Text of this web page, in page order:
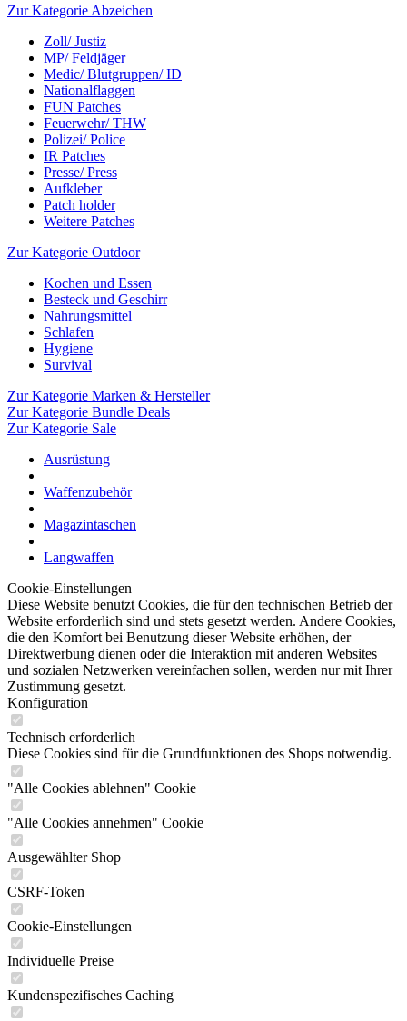
Zur Kategorie Abzeichen
Zoll/ Justiz
MP/ Feldjäger
Medic/ Blutgruppen/ ID
Nationalflaggen
FUN Patches
Feuerwehr/ THW
Polizei/ Police
IR Patches
Presse/ Press
Aufkleber
Patch holder
Weitere Patches
Zur Kategorie Outdoor
Kochen und Essen
Besteck und Geschirr
Nahrungsmittel
Schlafen
Hygiene
Survival
Zur Kategorie Marken & Hersteller
Zur Kategorie Bundle Deals
Zur Kategorie Sale
Ausrüstung
Waffenzubehör
Magazintaschen
Langwaffen
Cookie-Einstellungen
Diese Website benutzt Cookies, die für den technischen Betrieb der
Website erforderlich sind und stets gesetzt werden. Andere Cookies,
die den Komfort bei Benutzung dieser Website erhöhen, der
Direktwerbung dienen oder die Interaktion mit anderen Websites
und sozialen Netzwerken vereinfachen sollen, werden nur mit Ihrer
Zustimmung gesetzt.
Konfiguration
Technisch erforderlich
Diese Cookies sind für die Grundfunktionen des Shops notwendig.
"Alle Cookies ablehnen" Cookie
"Alle Cookies annehmen" Cookie
Ausgewählter Shop
CSRF-Token
Cookie-Einstellungen
Individuelle Preise
Kundenspezifisches Caching